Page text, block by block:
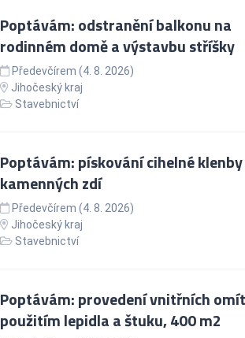
Poptávám: odstranění balkonu na
rodinném domě a výstavbu stříšky
Předevčírem (4. 8. 2026)
Jihočeský kraj
Stavebnictví
Poptávám: pískování cihelné
kamenných zdí
Předevčírem (4. 8. 2026)
Jihočeský kraj
Stavebnictví
Poptávám: provedení vnitřních
použitím lepidla a štuku, 400 m2